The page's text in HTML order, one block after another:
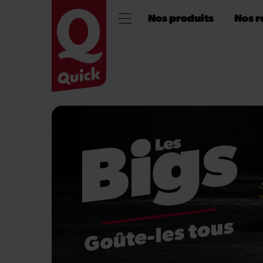
Nos produits Nos